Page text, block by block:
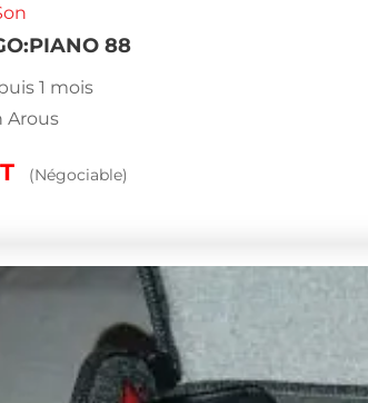
88
1 mois
Arous
(Négociable)